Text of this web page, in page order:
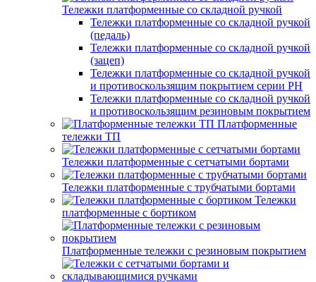
Тележки платформенные со складной ручкой
Тележки платформенные со складной ручкой
(педаль)
Тележки платформенные со складной ручкой
(зацеп)
Тележки платформенные со складной ручкой
и противоскользящим покрытием серии PH
Тележки платформенные со складной ручкой
и противоскользящим резиновым покрытием
Платформенные
тележки ТП
Тележки платформенные с сетчатыми бортами
Тележки платформенные с трубчатыми бортами
Тележки
платформенные с бортиком
Платформенные тележки с резиновым покрытием